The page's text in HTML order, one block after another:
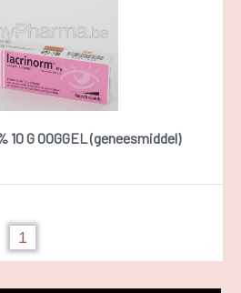
10 G OOGGEL (geneesmiddel)